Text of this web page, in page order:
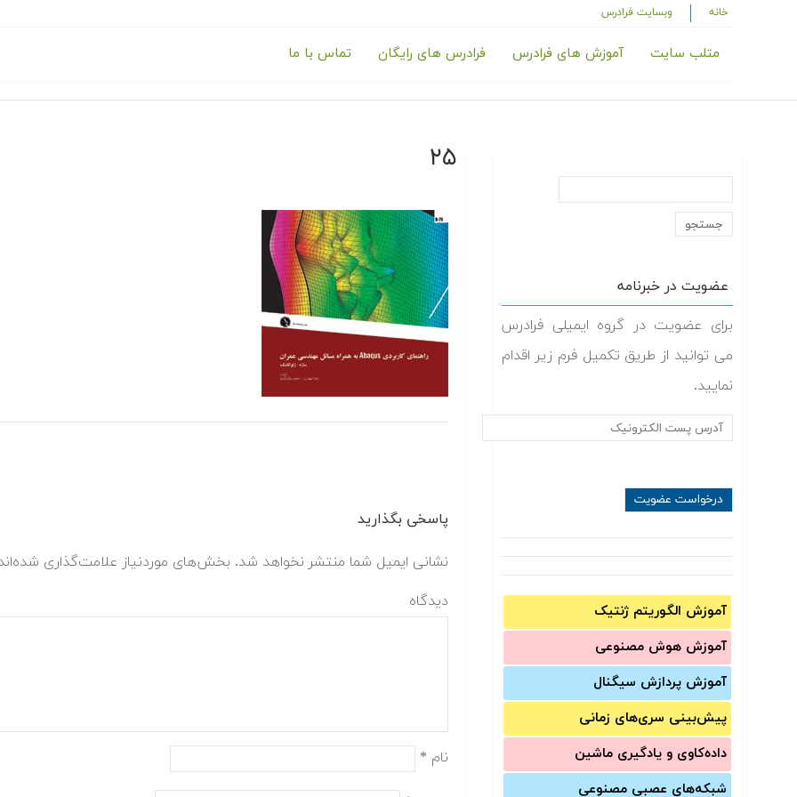
خانه وبسایت فرادرس
متلب سایت آموزش های فرادرس فرادرس های رایگان تماس با ما
عضویت در خبرنامه
برای عضویت در گروه ایمیلی فرادرس
می توانید از طریق تکمیل فرم زیر اقدام
نمایید.
آموزش الگوریتم ژنتیک
آموزش‌ هوش مصنوعی
آموزش‌ پردازش سیگنال
پیش‌‌بینی سری‌‌های زمانی
داده‌کاوی و یادگیری ماشین
شبکه‌های عصبی مصنوعی
۲۵
پاسخی بگذارید
نشانی ایمیل شما منتشر نخواهد شد. بخش‌های موردنیاز علامت‌گذاری
دیدگاه
نام *